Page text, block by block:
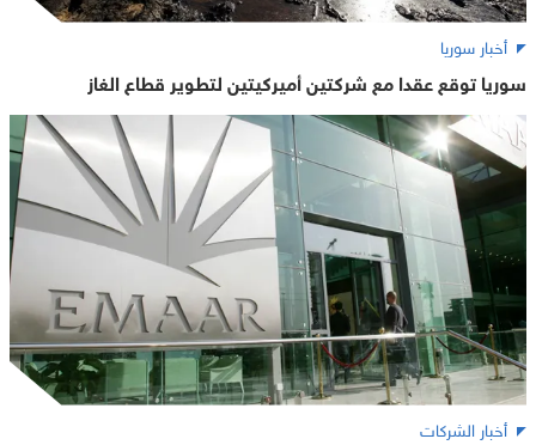
أخبار سوريا
سوريا توقع عقدا مع شركتين أميركيتين لتطوير قطاع الغاز
أخبار الشركات